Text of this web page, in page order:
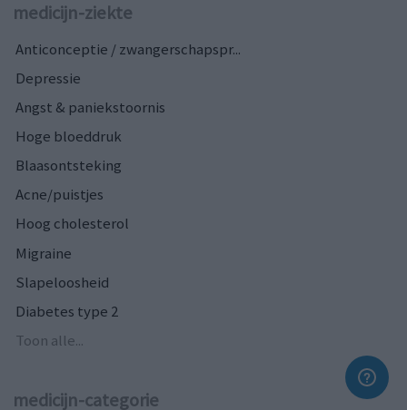
medicijn-ziekte
Anticonceptie / zwangerschapspr...
Depressie
Angst & paniekstoornis
Hoge bloeddruk
Blaasontsteking
Acne/puistjes
Hoog cholesterol
Migraine
Slapeloosheid
Diabetes type 2
Toon alle...
medicijn-categorie